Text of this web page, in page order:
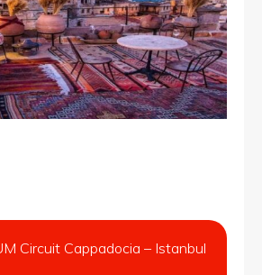
Circuit Cappadocia – Istanbul